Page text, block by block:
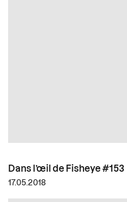
Dans l’œil de Fisheye #153
17.05.2018